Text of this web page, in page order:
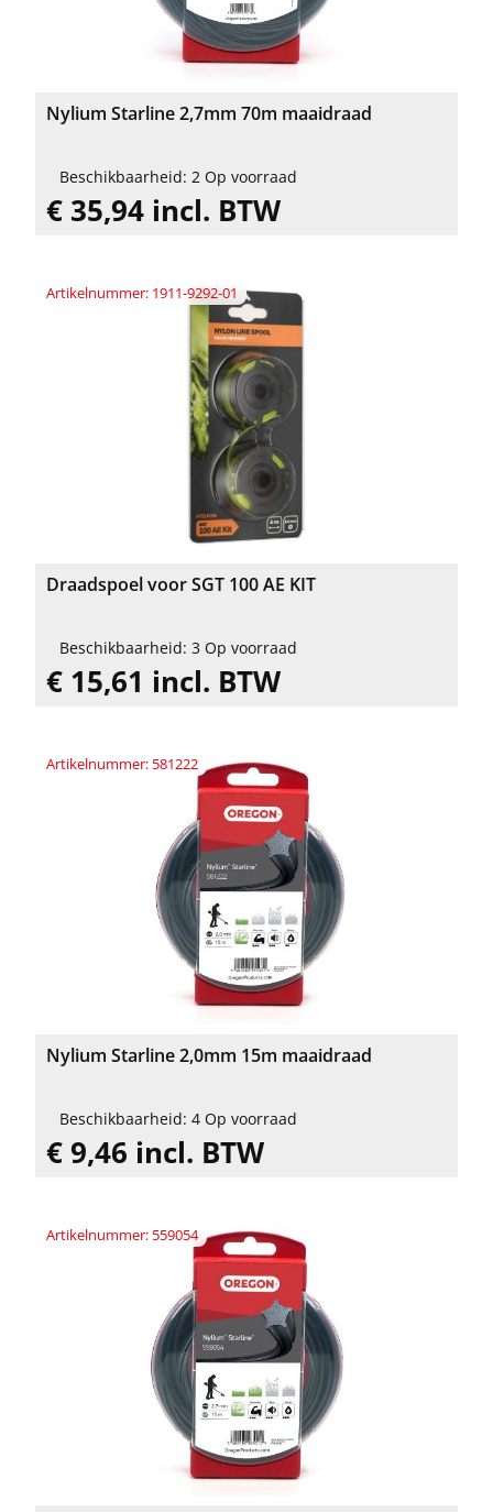
Nylium Starline 2,7mm 70m maaidraad
Beschikbaarheid: 2 Op voorraad
€ 35,94 incl. BTW
Artikelnummer: 1911-9292-01
Draadspoel voor SGT 100 AE KIT
Beschikbaarheid: 3 Op voorraad
€ 15,61 incl. BTW
Artikelnummer: 581222
Nylium Starline 2,0mm 15m maaidraad
Beschikbaarheid: 4 Op voorraad
€ 9,46 incl. BTW
Artikelnummer: 559054